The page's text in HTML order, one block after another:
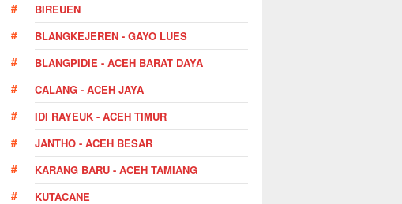
BIREUEN
BLANGKEJEREN - GAYO LUES
BLANGPIDIE - ACEH BARAT DAYA
CALANG - ACEH JAYA
IDI RAYEUK - ACEH TIMUR
JANTHO - ACEH BESAR
KARANG BARU - ACEH TAMIANG
KUTACANE